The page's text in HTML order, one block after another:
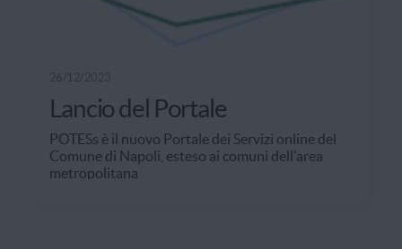
Lancio del Portale
POTESs è il nuovo Portale dei Servizi online del
Comune di Napoli, esteso ai comuni dell'area
metropolitana